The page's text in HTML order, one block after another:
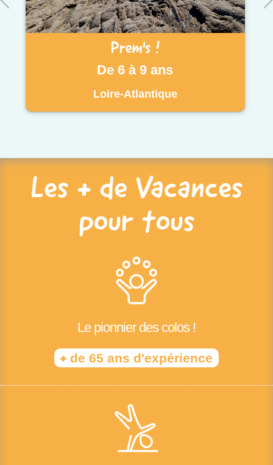
Prem's !
De 6 à 9 ans
Loire-Atlantique
Les + de Vacances
pour tous
Le pionnier des colos !
+ de 65 ans d'expérience